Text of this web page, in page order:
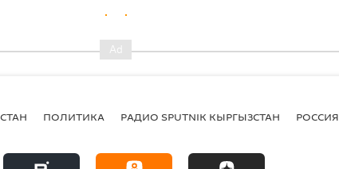
ПОЛИТИКА РАДИО SPUTNIK КЫРГЫЗСТАН РОССИЯ